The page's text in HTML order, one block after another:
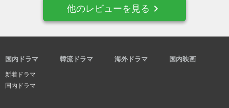
他のレビューを見る navigate_next
国内ドラマ
新着ドラマ
国内ドラマ
韓流ドラマ 海外ドラマ 国内映画